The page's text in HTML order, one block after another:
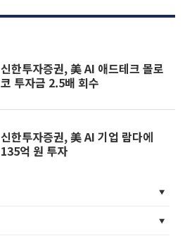
신한투자증권, 美 AI 애드테크 몰로
코 투자금 2.5배 회수
신한투자증권, 美 AI 기업 람다에
135억 원 투자